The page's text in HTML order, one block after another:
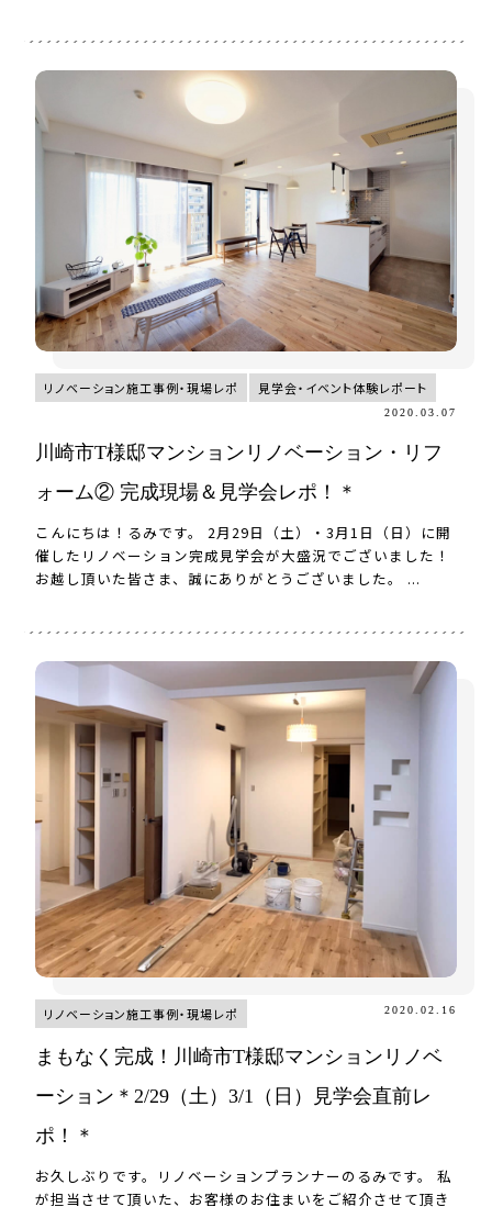
リノベーション施工事例・現場レポ 見学会・イベント体験レポート
2020.03.07
川崎市T様邸マンションリノベーション・リフ
ォーム② 完成現場＆見学会レポ！＊
こんにちは！るみです。 2月29日（土）・3月1日（日）に開
催したリノベーション完成見学会が大盛況でございました！
お越し頂いた皆さま、誠にありがとうございました。 ...
リノベーション施工事例・現場レポ 2020.02.16
まもなく完成！川崎市T様邸マンションリノベ
ーション＊2/29（土）3/1（日）見学会直前レ
ポ！＊
お久しぶりです。リノベーションプランナーのるみです。 私
が担当させて頂いた、お客様のお住まいをご紹介させて頂き